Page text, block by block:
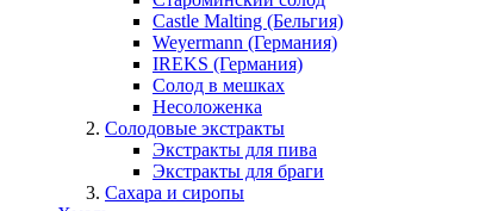
Castle Malting (Бельгия)
Weyermann (Германия)
IREKS (Германия)
Солод в мешках
Несоложенка
Солодовые экстракты
Экстракты для пива
Экстракты для браги
Сахара и сиропы